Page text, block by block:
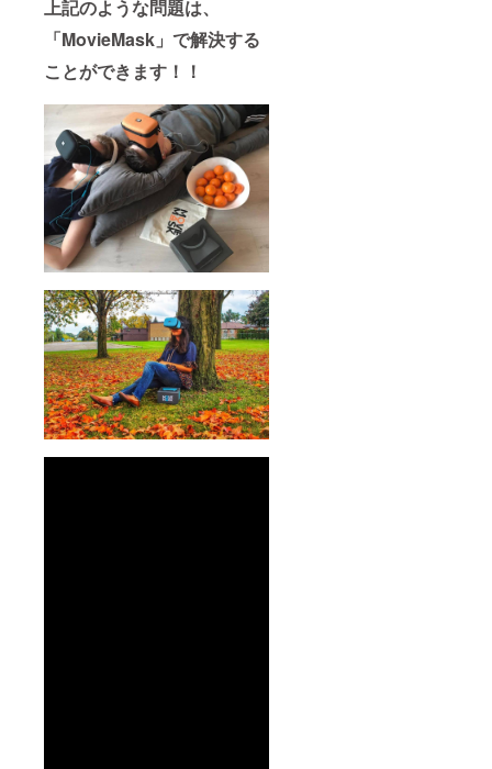
上記のような問題は、
「MovieMask」で解決する
ことができます！！